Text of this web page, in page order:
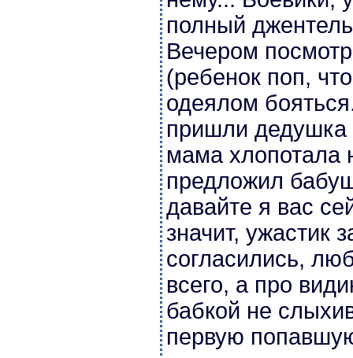
полный
Вечером
(ребенок поп,
одеялом
пришли дедушка
мама хлопотала
предложил
давайте я вас
значит, ужастик
согласились,
всего, а про
бабкой не
первую